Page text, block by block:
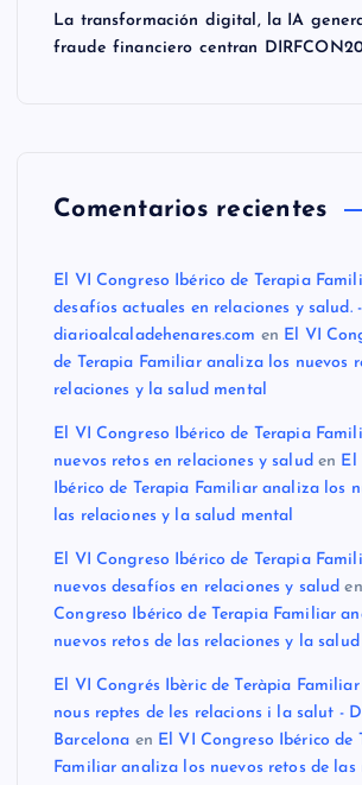
La transformación digital, la IA
fraude financiero centran
Comentarios recientes
El VI Congreso Ibérico de Terapia
desafíos actuales en relaciones y salud. -
diarioalcaladehenares.com en El VI
de Terapia Familiar analiza los nuevos
relaciones y la salud mental
El VI Congreso Ibérico de Terapia
nuevos retos en relaciones y saluden El
Ibérico de Terapia Familiar analiza los
las relaciones y la salud mental
El VI Congreso Ibérico de Terapia
nuevos desafíos en relaciones y salud en
Congreso Ibérico de Terapia Familiar
nuevos retos de las relaciones y la
El VI Congrés Ibèric de Teràpia
nous reptes de les relacions i la salut -
Barcelona en El VI Congreso Ibérico de
Familiar analiza los nuevos retos de las